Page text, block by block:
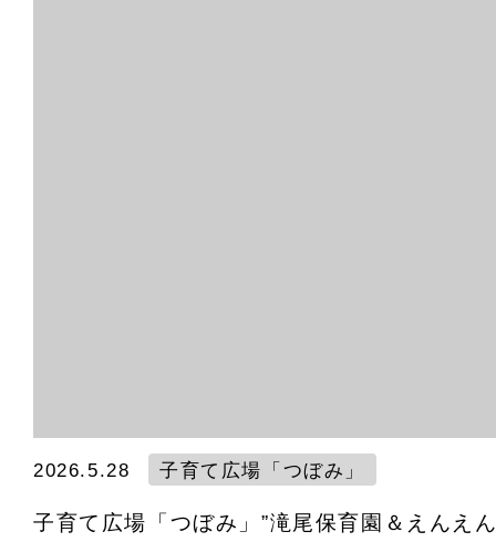
2026.5.28 子育て広場「つぼみ」
子育て広場「つぼみ」”滝尾保育園＆えんえ